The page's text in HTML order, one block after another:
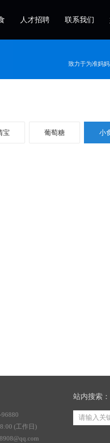
人才招聘 联系我们
致力于为准妈
宝 葡萄糖 小
(工作日)
站内搜索：